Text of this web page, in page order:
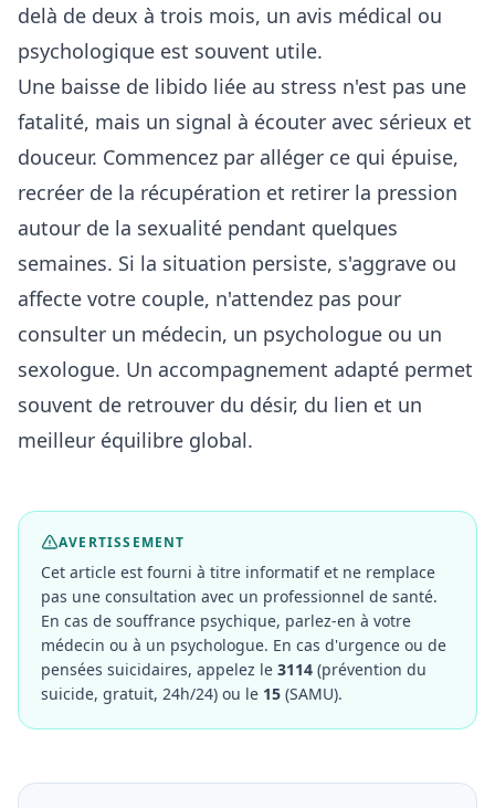
delà de deux à trois mois, un avis médical ou
psychologique est souvent utile.
Une baisse de libido liée au stress n'est pas une
fatalité, mais un signal à écouter avec sérieux et
douceur. Commencez par alléger ce qui épuise,
recréer de la récupération et retirer la pression
autour de la sexualité pendant quelques
semaines. Si la situation persiste, s'aggrave ou
affecte votre couple, n'attendez pas pour
consulter un médecin, un psychologue ou un
sexologue. Un accompagnement adapté permet
souvent de retrouver du désir, du lien et un
meilleur équilibre global.
AVERTISSEMENT
Cet article est fourni à titre informatif et ne remplace
pas une consultation avec un professionnel de santé.
En cas de souffrance psychique, parlez-en à votre
médecin ou à un psychologue. En cas d'urgence ou de
pensées suicidaires, appelez le 3114 (prévention du
suicide, gratuit, 24h/24) ou le 15 (SAMU).